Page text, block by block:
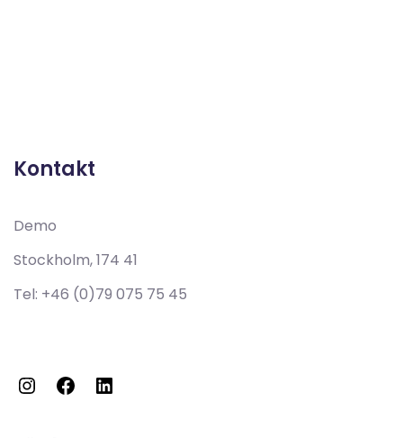
Demo
Stockholm, 174 41
Tel: +46 (0)79 075 75 45
Instagram
FacebookLinkedIn